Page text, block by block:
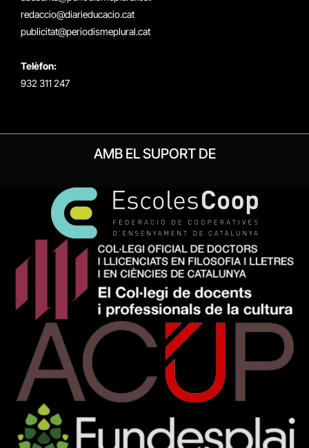
redaccio@diarieducacio.cat
publicitat@periodismeplural.cat
Telèfon:
932 311 247
AMB EL SUPORT DE